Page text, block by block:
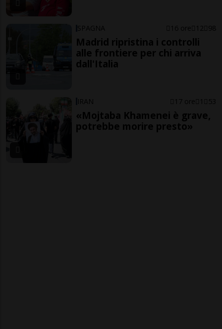
SPAGNA 16 ore 12 98
Madrid ripristina i controlli
alle frontiere per chi arriva
dall'Italia
IRAN 17 ore 1 53
«Mojtaba Khamenei è grave,
potrebbe morire presto»